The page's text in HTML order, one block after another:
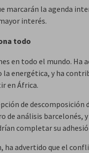
marcarán la agenda
interés.
todo
en todo el mundo. Ha
energética, y ha
en África.
de descomposición
de análisis barcelonés,
completar su
ha advertido que el